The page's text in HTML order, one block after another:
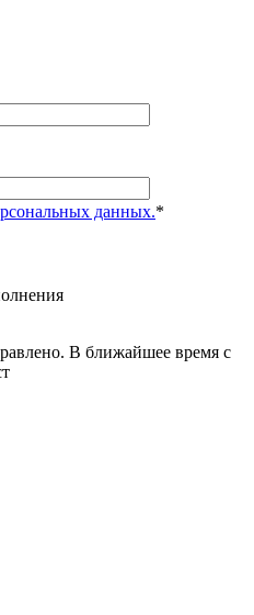
данных.*
В ближайшее время с